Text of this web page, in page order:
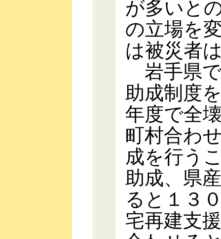
が多いと
の立場を
は被災者
岩手県
助成制度
年度で全
町村合わ
成を行う
助成、県
ると１３
宅再建支